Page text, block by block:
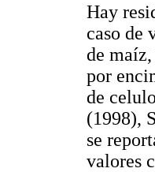
Hay
caso de
de
por
de
(1998),
se
valores